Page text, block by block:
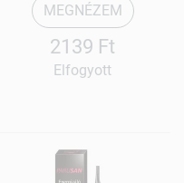
MEGNÉZEM
2139 Ft
Elfogyott